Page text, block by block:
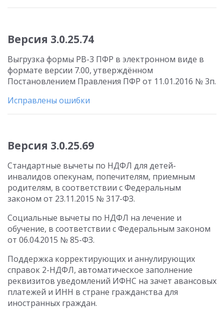
Версия 3.0.25.74
Выгрузка формы РВ-3 ПФР в электронном виде в
формате версии 7.00, утверждённом
Постановлением Правления ПФР от 11.01.2016 № 3п.
Исправлены ошибки
Версия 3.0.25.69
Стандартные вычеты по НДФЛ для детей-
инвалидов опекунам, попечителям, приемным
родителям, в соответствии с Федеральным
законом от 23.11.2015 № 317-ФЗ.
Социальные вычеты по НДФЛ на лечение и
обучение, в соответствии с Федеральным законом
от 06.04.2015 № 85-ФЗ.
Поддержка корректирующих и аннулирующих
справок 2-НДФЛ, автоматическое заполнение
реквизитов уведомлений ИФНС на зачет авансовых
платежей и ИНН в стране гражданства для
иностранных граждан.